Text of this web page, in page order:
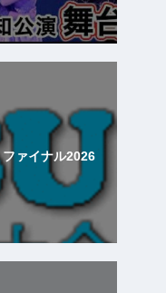
ァイナル2026